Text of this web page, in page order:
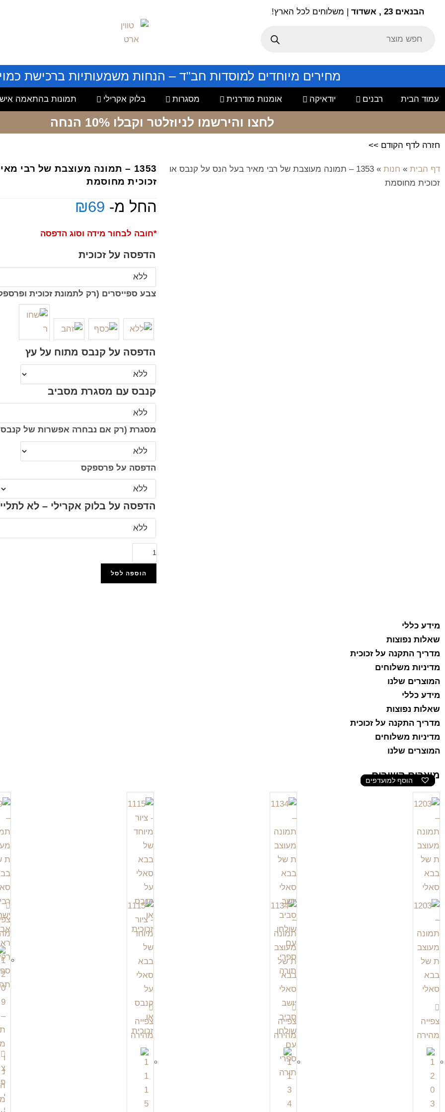
הבנאים 23 , אשדוד | משלוחים לכל הארץ!
מחירים מיוחדים למוסדות חב"ד – הנחות משמעותיות ברכישת
עמוד הבית רבנים יודאיקה אומנות מודרנית מסגרות בלוק אקרילי תמונות בהתאמה
לחצו והירשמו לניוזלטר וקבלו 10% הנחה
חזרה לדף הקודם >>
דף הבית » חנות »
1353 – תמונה מעוצבת של רבי מאיר בעל הנס על קנבס או
זכוכית מחוסמת
1353 – תמונה מעוצבת של רבי
זכוכית מחוסמת
החל מ- ₪69
*חובה לבחור מידה וסוג הדפסה
הדפסה על זכוכית
צבע ספייסרים (רק לתמונת זכוכית
הדפסה על קנבס מתוח על עץ
קנבס עם מסגרת מסביב
מסגרת (רק אם נבחרה אפשרות של
הדפסה על פרספקס
הדפסה על בלוק אקרילי – לא
הוספה לסל
מידע כללי
שאלות נפוצות
מדריך התקנה על זכוכית
מדיניות משלוחים
המוצרים שלנו
מידע כללי
שאלות נפוצות
מדריך התקנה על זכוכית
מדיניות משלוחים
המוצרים שלנו
מוצרים קשורים
הוסף למועדפים
צפייה
מהירה
הוסף למועדפים
צפייה
מהירה
הוסף למועדפים
צפייה
מהירה
הוסף למועדפים
צ
פ
י
י